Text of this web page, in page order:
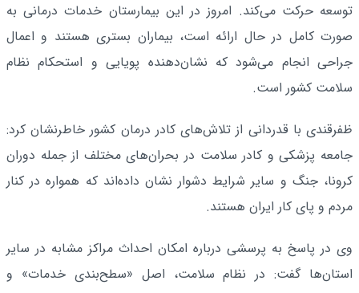
توسعه حرکت می‌کند. امروز در این بیمارستان خدمات درمانی به
صورت کامل در حال ارائه است، بیماران بستری هستند و اعمال
جراحی انجام می‌شود که نشان‌دهنده پویایی و استحکام نظام
سلامت کشور است.
ظفرقندی با قدردانی از تلاش‌های کادر درمان کشور خاطرنشان کرد:
جامعه پزشکی و کادر سلامت در بحران‌های مختلف از جمله دوران
کرونا، جنگ و سایر شرایط دشوار نشان داده‌اند که همواره در کنار
مردم و پای کار ایران هستند.
وی در پاسخ به پرسشی درباره امکان احداث مراکز مشابه در سایر
استان‌ها گفت: در نظام سلامت، اصل «سطح‌بندی خدمات» و